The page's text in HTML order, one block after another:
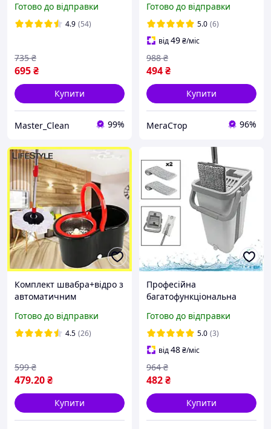
додатковими серветками
(3 вологі, 8 сухих).
Готово до відправки
4.9 (54)
695₴
735 ₴
Купити
Master_Clean 99%
турбовіджимом,
складаною ручкою,
автоматичним
відтискачем.
Готово до відправки
5.0 (6)
від49₴/міс
494₴
988 ₴
Купити
МегаСтор 96%
Комплект швабра+відро з
автоматичним
полосканням (10л) Spin
Mop 360 / Турбо ледар з
Готово до відправки
4.5 (26)
479.20₴
599 ₴
Купити
Професійна
багатофункціональна
підлоги з відром та
самовіджимом Scratch
cleaning mop VZL
Готово до відправки
5.0 (3)
від48₴/міс
482₴
964 ₴
Купити